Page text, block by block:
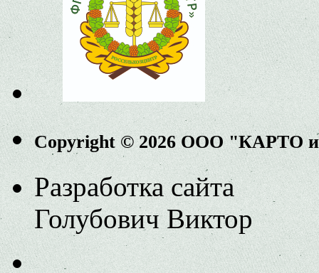
Copyright © 2026 ООО "КАРТО
Разработка сайта
Голубович Виктор